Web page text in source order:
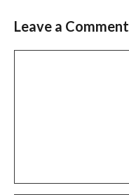
Leave a Comment